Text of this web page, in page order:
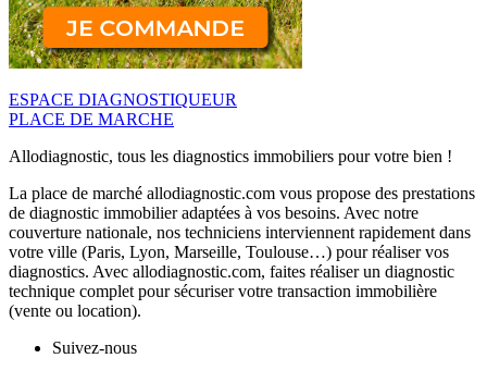
ESPACE DIAGNOSTIQUEUR
PLACE DE MARCHE
Allodiagnostic, tous les diagnostics immobiliers pour votre bien !
La place de marché allodiagnostic.com vous propose des prestations
de diagnostic immobilier adaptées à vos besoins. Avec notre
couverture nationale, nos techniciens interviennent rapidement dans
votre ville (Paris, Lyon, Marseille, Toulouse…) pour réaliser vos
diagnostics. Avec allodiagnostic.com, faites réaliser un diagnostic
technique complet pour sécuriser votre transaction immobilière
(vente ou location).
Suivez-nous